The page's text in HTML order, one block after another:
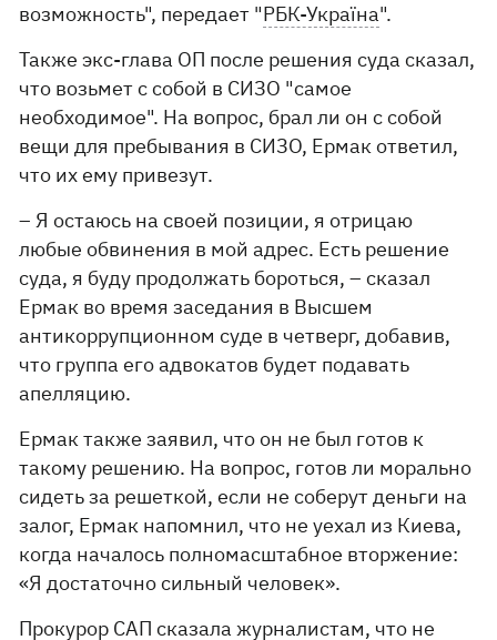
возможность", передает "РБК-Україна".
Также экс-глава ОП после решения суда сказал,
что возьмет с собой в СИЗО "самое
необходимое". На вопрос, брал ли он с собой
вещи для пребывания в СИЗО, Ермак ответил,
что их ему привезут.
– Я остаюсь на своей позиции, я отрицаю
любые обвинения в мой адрес. Есть решение
суда, я буду продолжать бороться, – сказал
Ермак во время заседания в Высшем
антикоррупционном суде в четверг, добавив,
что группа его адвокатов будет подавать
апелляцию.
Ермак также заявил, что он не был готов к
такому решению. На вопрос, готов ли морально
сидеть за решеткой, если не соберут деньги на
залог, Ермак напомнил, что не уехал из Киева,
когда началось полномасштабное вторжение:
«Я достаточно сильный человек».
Прокурор САП сказала журналистам, что не